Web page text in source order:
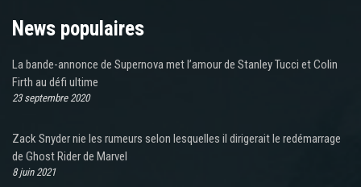
News populaires
La bande-annonce de Supernova met l’amour de Stanley Tucci et Colin
Firth au défi ultime
23 septembre 2020
Zack Snyder nie les rumeurs selon lesquelles il dirigerait le redémarrage
de Ghost Rider de Marvel
8 juin 2021